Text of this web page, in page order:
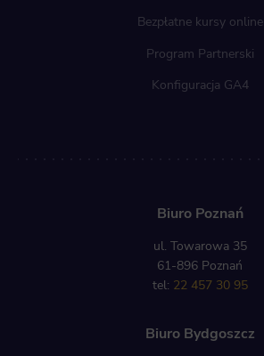
Bezpłatne kursy online
Program Partnerski
Konfiguracja GA4
Biuro Poznań
ul. Towarowa 35
61-896 Poznań
tel: 22 457 30 95
Biuro Bydgoszcz